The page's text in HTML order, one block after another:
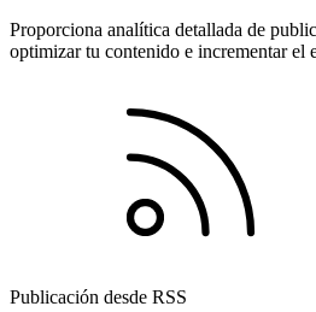
Proporciona analítica detallada de
optimizar tu contenido e incrementar el
Publicación desde RSS